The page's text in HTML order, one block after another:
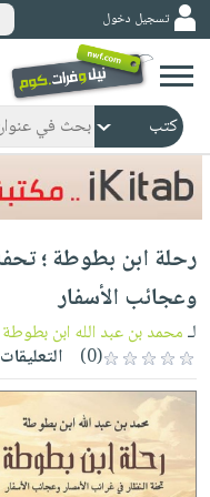
ورقية
المواضيع
صدر
حديثاً
الأكثر
مبيعاً
جوائز
شحن
مخفض
عروض
خاصة
صفحات
مشوقة
كتب
الكترونية
الرئيسية
صدر
حديثاً
الأكثر
مبيعاً
كتب
مجانية
صوتية
الصفحة
الرئيسية
masmu3
بلا
حدود
أطفال
وناشئة
الصفحةوسائل
تسجيل دخول
رحلة ابن بطوطة ؛
وعجائب الأسفار
لـمحمد بن عبد الله ابن بطوطة
(0)